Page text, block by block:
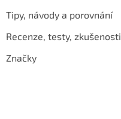
Tipy, návody a porovnání
Recenze, testy, zkušenosti
Značky